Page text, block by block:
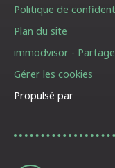
Politique de
Plan du site
immodvisor -
Gérer les cookies
Propulsé par